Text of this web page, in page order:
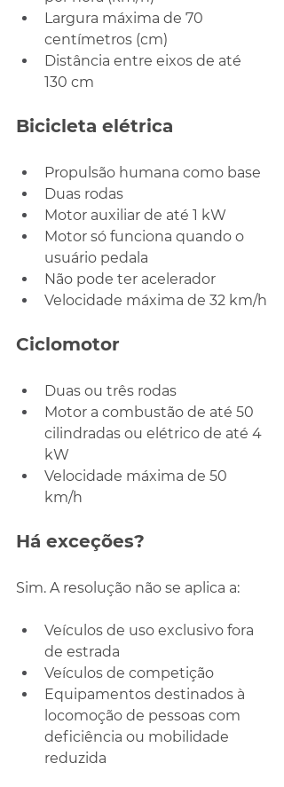
Largura máxima de 70
centímetros (cm)
Distância entre eixos de até
130 cm
Bicicleta elétrica
Propulsão humana como base
Duas rodas
Motor auxiliar de até 1 kW
Motor só funciona quando o
usuário pedala
Não pode ter acelerador
Velocidade máxima de 32 km/h
Ciclomotor
Duas ou três rodas
Motor a combustão de até 50
cilindradas ou elétrico de até 4
kW
Velocidade máxima de 50
km/h
Há exceções?
Sim. A resolução não se aplica a:
Veículos de uso exclusivo fora
de estrada
Veículos de competição
Equipamentos destinados à
locomoção de pessoas com
deficiência ou mobilidade
reduzida